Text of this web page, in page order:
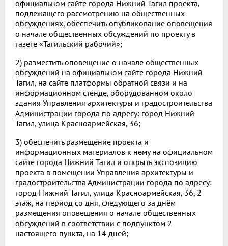
официальном сайте города Нижний Тагил проекта,
подлежащего рассмотрению на общественных
обсуждениях, обеспечить опубликование оповещения
о начале общественных обсуждений по проекту в
газете «Тагильский рабочий»;
2) разместить оповещение о начале общественных
обсуждений на официальном сайте города Нижний
Тагил, на сайте платформы обратной связи и на
информационном стенде, оборудованном около
здания Управления архитектуры и градостроительства
Администрации города по адресу: город Нижний
Тагил, улица Красноармейская, 36;
3) обеспечить размещение проекта и
информационных материалов к нему на официальном
сайте города Нижний Тагил и открыть экспозицию
проекта в помещении Управления архитектуры и
градостроительства Администрации города по адресу:
город Нижний Тагил, улица Красноармейская, 36, 2
этаж, на период со дня, следующего за днём
размещения оповещения о начале общественных
обсуждений в соответствии с подпунктом 2
настоящего пункта, на 14 дней;